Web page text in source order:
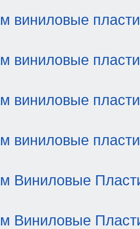
виниловые
виниловые
виниловые
виниловые
Виниловые
Виниловые